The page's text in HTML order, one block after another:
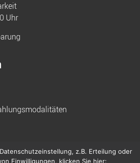
Uhr
© 2021 FIM
z.B. Erteilung oder
Einwilligungen, klicken Sie hier: